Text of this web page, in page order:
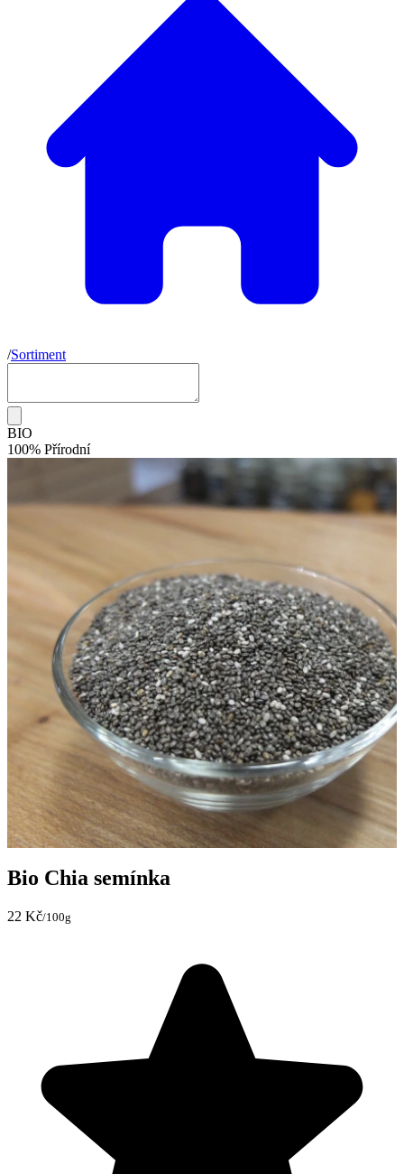
/Sortiment
BIO
100% Přírodní
Bio Chia semínka
22 Kč/100g